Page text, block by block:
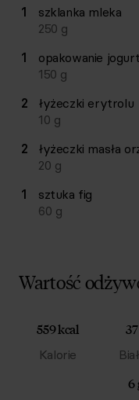
1
szklanka mleka
250 g
1
opakowanie
150 g
2
łyżeczki erytrolu
10 g
2
łyżeczki masła
20 g
1
sztuka fig
60 g
Wartość
559 kcal
Kalorie
6